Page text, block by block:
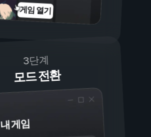
게임 열기
3단계
모드 전환
내 게임